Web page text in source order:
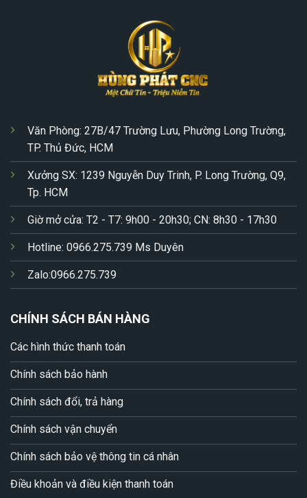
Văn Phòng: 27B/47 Trường Lưu, Phường Long Trường,
TP. Thủ Đức, HCM
Xưởng SX: 1239 Nguyễn Duy Trinh, P. Long Trường, Q9,
Tp. HCM
Giờ mở cửa: T2 - T7: 9h00 - 20h30; CN: 8h30 - 17h30
Hotline: 0966.275.739 Ms Duyên
Zalo:0966.275.739
CHÍNH SÁCH BÁN HÀNG
Các hình thức thanh toán
Chính sách bảo hành
Chính sách đổi, trả hàng
Chính sách vận chuyển
Chính sách bảo vệ thông tin cá nhân
Điều khoản và điều kiện thanh toán